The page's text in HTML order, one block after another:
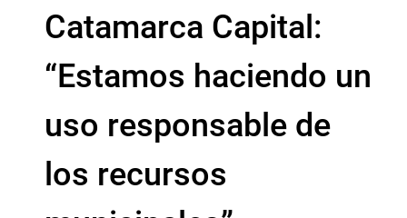
Catamarca Capital:
“Estamos haciendo un
uso responsable de
los recursos